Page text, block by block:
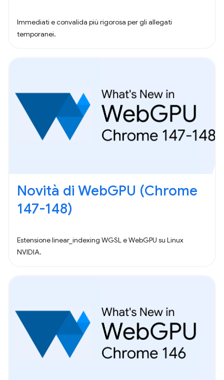
Immediati e convalida più rigorosa per gli allegati
temporanei.
Novità di WebGPU (Chrome
147-148)
Estensione linear_indexing WGSL e WebGPU su Linux
NVIDIA.